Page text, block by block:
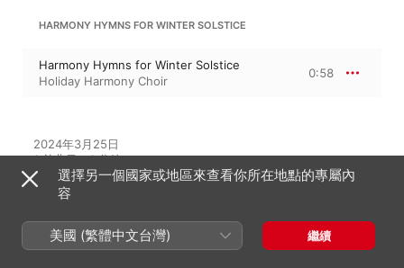
HARMONY HYMNS FOR WINTER SOLSTICE
Harmony Hymns for Winter Solstice
Holiday Harmony Choir
0:58
2024年3月25日
1 首曲目・1 分鐘
℗ 2024 UnlimitedMusic
此專輯中的音樂家
選擇另一個國家或地區來查看你所在地點的專屬內
容
美國 (繁體中文台灣) 繼續